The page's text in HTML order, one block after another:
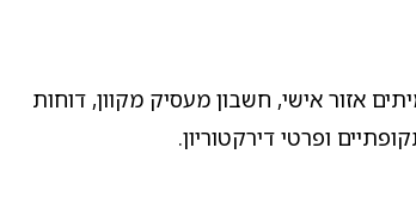
אזור אישי, חשבון מעסיק מקוון, דוחות
ופרטי דירקטוריון.